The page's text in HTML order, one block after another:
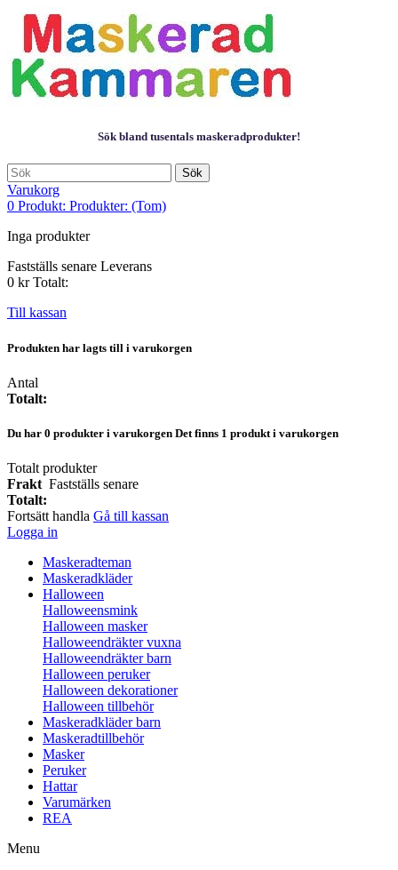
Sök bland tusentals maskeradprodukter!
Sök
Varukorg
0 Produkt: Produkter: (Tom)
Inga produkter
Fastställs senare Leverans
0 kr Totalt:
Till kassan
Produkten har lagts till i varukorgen
Antal
Totalt:
Du har 0 produkter i varukorgen Det finns 1 produkt i varukorgen
Totalt produkter
Frakt Fastställs senare
Totalt:
Fortsätt handla Gå till kassan
Logga in
Maskeradteman
Maskeradkläder
Halloween
Halloweensmink
Halloween masker
Halloweendräkter vuxna
Halloweendräkter barn
Halloween peruker
Halloween dekorationer
Halloween tillbehör
Maskeradkläder barn
Maskeradtillbehör
Masker
Peruker
Hattar
Varumärken
REA
Menu